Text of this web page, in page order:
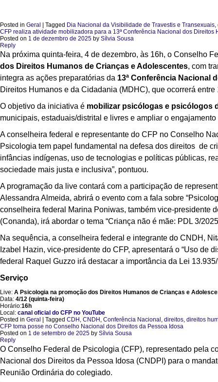
Posted in Geral Tagged Dia Nacional da Visibilidade de Travestis e Transexuais,
CFP realiza atividade mobilizadora para a 13ª Conferência Nacional dos
Posted on 1 de dezembro de 2025 by Sílvia Sousa
Reply
Na próxima quinta-feira, 4 de dezembro, às 16h, o Conselho
dos Direitos Humanos de Crianças e Adolescentes, com
integra as ações preparatórias da 13ª Conferência Nacional
Direitos Humanos e da Cidadania (MDHC), que ocorrerá
O objetivo da iniciativa é mobilizar psicólogas e psicólogos
municipais, estaduais/distrital e livres e ampliar o
A conselheira federal e representante do CFP no Conselho
Psicologia tem papel fundamental na defesa dos direitos de
infâncias indígenas, uso de tecnologias e políticas públicas,
sociedade mais justa e inclusiva”, pontuou.
A programação da live contará com a participação de
Alessandra Almeida, abrirá o evento com a fala sobre
conselheira federal Marina Poniwas, também vice-presidente
(Conanda), irá abordar o tema “Criança não é mãe: PDL 3/
Na sequência, a conselheira federal e integrante do CNDH,
Izabel Hazin, vice-presidente do CFP, apresentará o “Uso de
federal Raquel Guzzo irá destacar a importância da Lei
Serviço
Live: A Psicologia na promoção dos Direitos Humanos de Crianças e
Data: 4/12 (quinta-feira)
Horário:16h
Local: canal oficial do CFP no YouTube
Posted in Geral Tagged CDH , CNDH , Conferência Nacional , direitos, direitos
CFP toma posse no Conselho Nacional dos Direitos da Pessoa Idosa
Posted on 1 de setembro de 2025 by Sílvia Sousa
Reply
O Conselho Federal de Psicologia (CFP), representado pela
Nacional dos Direitos da Pessoa Idosa (CNDPI) para o
Reunião Ordinária do colegiado.